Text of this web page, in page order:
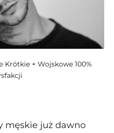
Krótkie + Wojskowe 100%
męskie już dawno